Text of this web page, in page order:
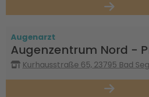
Augenarzt
Augenzentrum Nord -
Kurhausstraße 65, 23795 Bad